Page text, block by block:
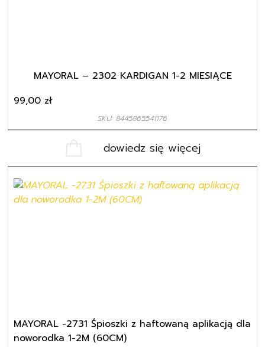
MAYORAL – 2302 KARDIGAN 1-2 MIESIĄCE
SKU: 8445865541176
99,00 zł
dowiedz się więcej
MAYORAL -2731 Śpioszki z haftowaną aplikacją dla
noworodka 1-2M (60CM)